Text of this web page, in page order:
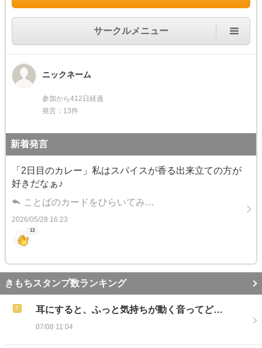
サークルメニュー
ニックネーム
参加から412日経過
発言：13件
新着発言
「2日目のカレー」私はスパイスが香る出来立ての方が
好きだなぁ♪
ことばのカードをひらいてみ…
2026/05/28 16:23
13
きもちスタンプ数ランキング
耳にすると、ふっと気持ちが動く音ってど…
07/08 11:04